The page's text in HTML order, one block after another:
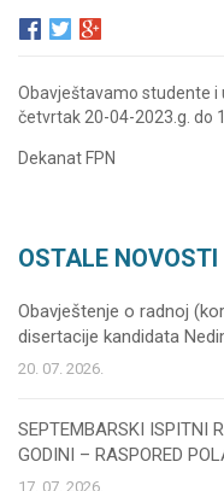
Obavještavamo studente i
četvrtak 20-04-2023.g. do
Dekanat FPN
OSTALE NOVOSTI
Obavještenje o radnoj
disertacije kandidata
20. 07. 2026.
SEPTEMBARSKI ISPITNI
GODINI – RASPORED
17. 07. 2026.